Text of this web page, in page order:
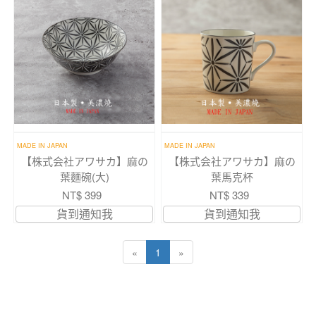
MADE IN JAPAN
【株式会社アワサカ】麻の
葉麵碗(大)
NT$ 399
貨到通知我
MADE IN JAPAN
【株式会社アワサカ】麻の
葉馬克杯
NT$ 339
貨到通知我
« 1 »